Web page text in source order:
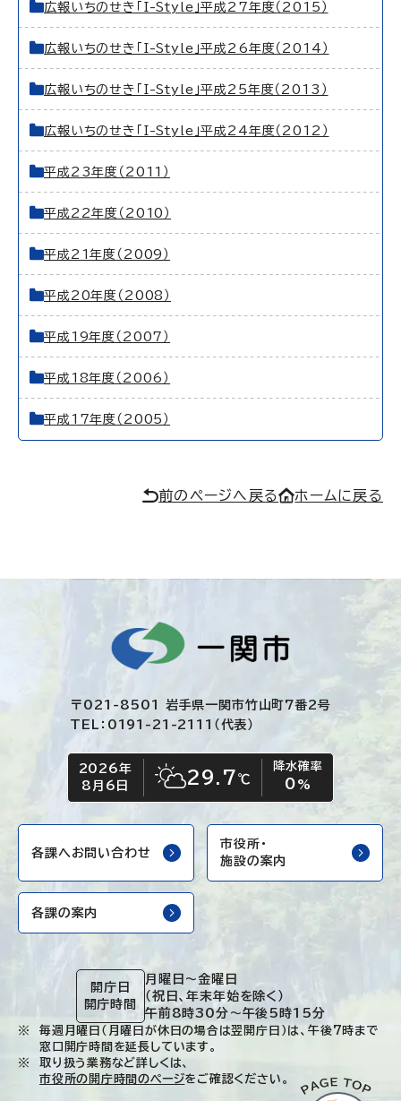
広報いちのせき「I-Style」平成27年度（2015）
広報いちのせき「I-Style」平成26年度（2014）
広報いちのせき「I-Style」平成25年度（2013）
広報いちのせき「I-Style」平成24年度（2012）
平成23年度（2011）
平成22年度（2010）
平成21年度（2009）
平成20年度（2008）
平成19年度（2007）
平成18年度（2006）
平成17年度（2005）
前のページへ戻る ホームに戻る
〒021-8501 岩手県一関市竹山町7番2号
TEL：0191-21-2111（代表）
今日の日付
2026年
8月6日
今日の天気
晴れ時々くもり
29.7 ℃
降水確率
0 %
各課へお問い合わせ
市役所・
施設の案内
各課の案内
開庁日
開庁時間
月曜日～金曜日
（祝日、年末年始を除く）
午前8時30分～午後5時15分
毎週月曜日（月曜日が休日の場合は翌開庁日）は、午後7時まで
窓口開庁時間を延長しています。
取り扱う業務など詳しくは、
市役所の開庁時間のページをご確認ください。